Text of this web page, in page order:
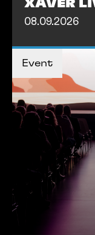
XAVER
08.09.2026
Event